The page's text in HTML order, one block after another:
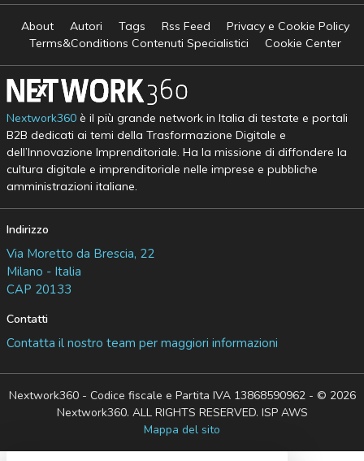
About Autori Tags Rss Feed
Privacy e Cookie Policy
Terms&Conditions Contenuti Specialistici
Cookie Center
Nextwork360è il più grande network in Italia di testate e portali
B2B dedicati ai temi della Trasformazione Digitale e
dell’Innovazione Imprenditoriale. Ha la missione di diffondere la
cultura digitale e imprenditoriale nelle imprese e pubbliche
amministrazioni italiane.
Indirizzo
Via Moretto da Brescia, 22
Milano - Italia
CAP 20133
Contatti
Contatta il nostro team per maggiori informazioni
Nextwork360 - Codice fiscale e Partita IVA 13868590962 - © 2026
Nextwork360. ALL RIGHTS RESERVED. ISP AWS
Mappa del sito